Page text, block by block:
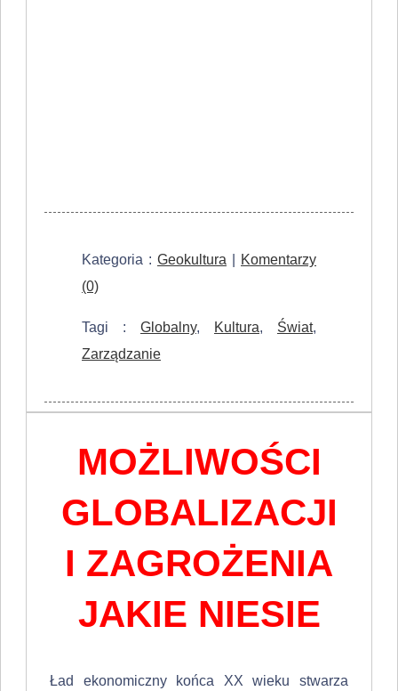
Kategoria : Geokultura
Komentarzy
(0)
Tagi : Globalny, Kultura, Świat,
Zarządzanie
MOŻLIWOŚCI
GLOBALIZACJI
I ZAGROŻENIA
JAKIE NIESIE
Ład ekonomiczny końca XX wieku stwarza